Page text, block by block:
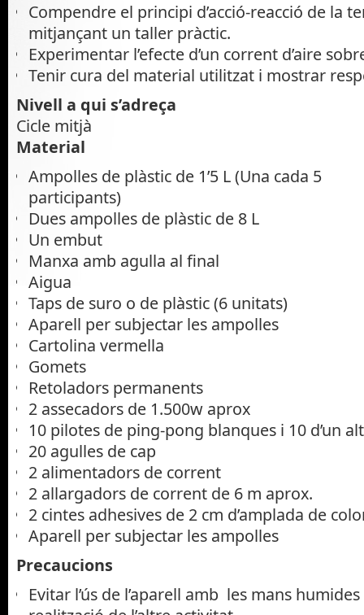
Compendre el principi d’acció-reacció de la
mitjançant un taller pràctic.
Experimentar l’efecte d’un corrent d’aire
Tenir cura del material utilitzat i mostrar
Nivell a qui s’adreça
Cicle mitjà
Material
Ampolles de plàstic de 1’5 L (Una cada 5
participants)
Dues ampolles de plàstic de 8 L
Un embut
Manxa amb agulla al final
Aigua
Taps de suro o de plàstic (6 unitats)
Aparell per subjectar les ampolles
Cartolina vermella
Gomets
Retoladors permanents
2 assecadors de 1.500w aprox
10 pilotes de ping-pong blanques i 10 d’un
20 agulles de cap
2 alimentadors de corrent
2 allargadors de corrent de 6 m aprox.
2 cintes adhesives de 2 cm d’amplada de
Aparell per subjectar les ampolles
Precaucions
Evitar l’ús de l’aparell amb les mans